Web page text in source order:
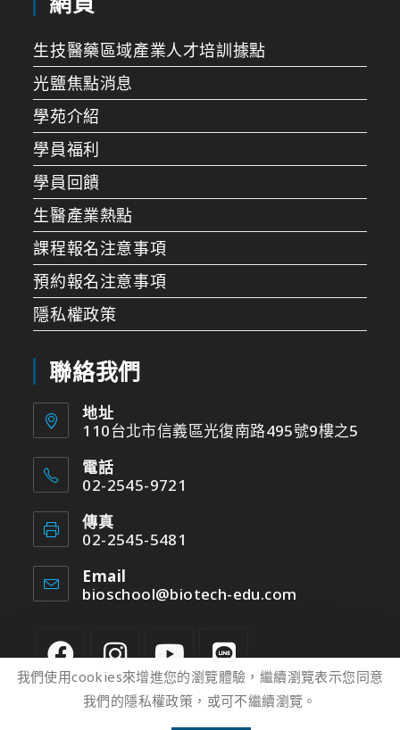
生技醫藥區域產業人才培訓據點
光鹽焦點消息
學苑介紹
學員福利
學員回饋
生醫產業熱點
課程報名注意事項
預約報名注意事項
隱私權政策
聯絡我們
地址
110台北市信義區光復南路495號9樓之5
電話
02-2545-9721
傳真
02-2545-5481
Email
bioschool@biotech-edu.com
我們使用cookies來增進您的瀏覽體驗，繼續瀏覽表示您同意
我們的隱私權政策，或可不繼續瀏覽。